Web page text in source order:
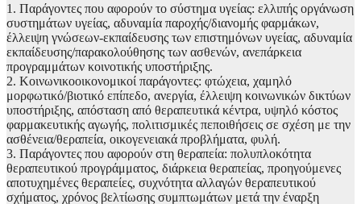
1. Παράγοντες που αφορούν το σύστημα υγείας: ελλιπής οργάνωση
συστημάτων υγείας, αδυναμία παροχής/διανομής φαρμάκων,
έλλειψη γνώσεων-εκπαίδευσης των επιστημόνων υγείας, αδυναμία
εκπαίδευσης/παρακολούθησης των ασθενών, ανεπάρκεια
προγραμμάτων κοινοτικής υποστήριξης.
2. Κοινωνικοοικονομικοί παράγοντες: φτώχεια, χαμηλό
μορφωτικό/βιοτικό επίπεδο, ανεργία, έλλειψη κοινωνικών δικτύων
υποστήριξης, απόσταση από θεραπευτικά κέντρα, υψηλό κόστος
φαρμακευτικής αγωγής, πολιτισμικές πεποιθήσεις σε σχέση με την
ασθένεια/θεραπεία, οικογενειακά προβλήματα, φυλή.
3. Παράγοντες που αφορούν στη θεραπεία: πολυπλοκότητα
θεραπευτικού προγράμματος, διάρκεια θεραπείας, προηγούμενες
αποτυχημένες θεραπείες, συχνότητα αλλαγών θεραπευτικού
σχήματος, χρόνος βελτίωσης συμπτωμάτων μετά την έναρξη